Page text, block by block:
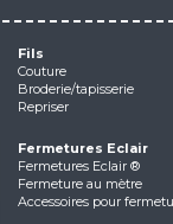
Fils
Couture
Broderie/tapisserie
Repriser
Fermetures Eclair
Fermetures Eclair ®
Fermeture au mètre
Accessoires pour